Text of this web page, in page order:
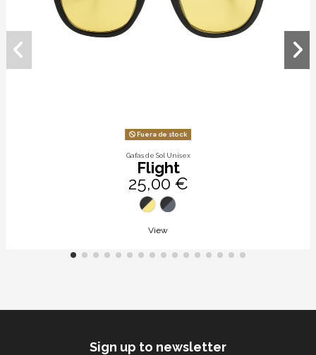
Fuera de stock
Gafas de Sol Unisex
Flight
25,00 €
View
Sign up to newsletter